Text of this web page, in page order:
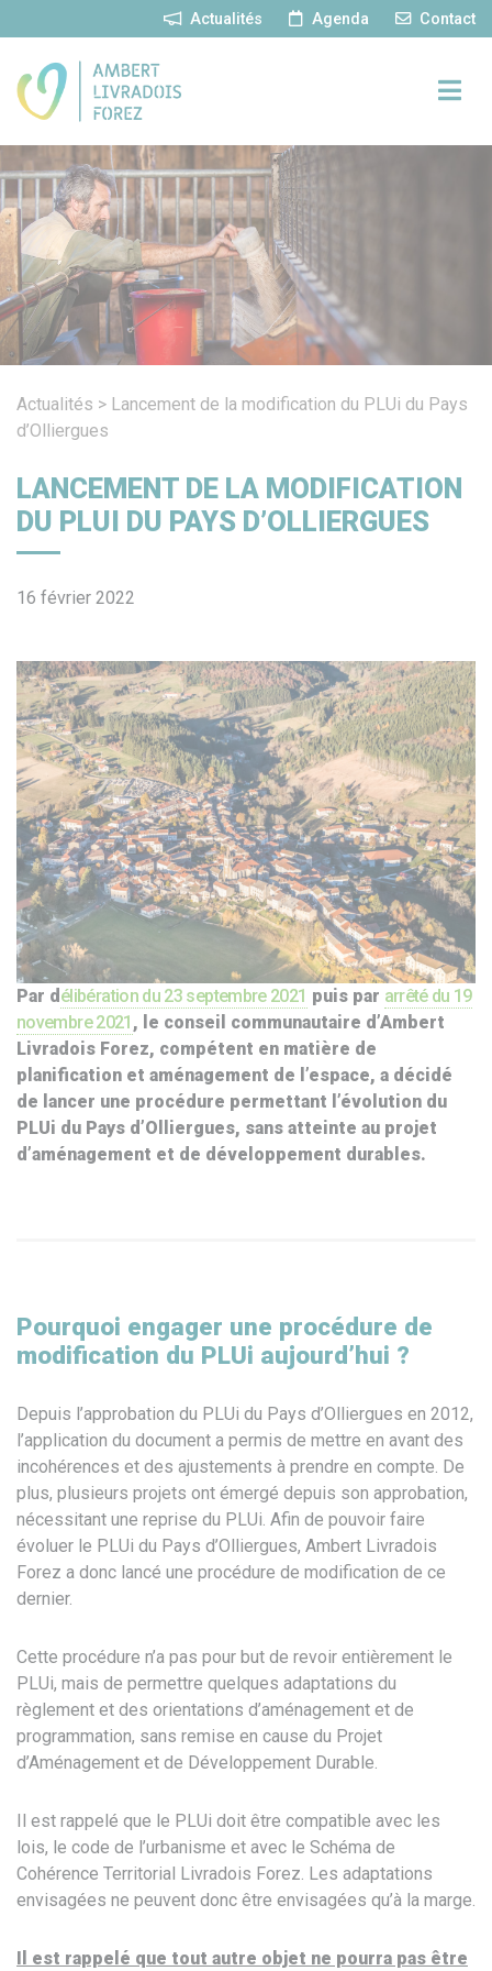
Actualités Agenda Contact
Actualités > Lancement de la modification du PLUi du Pays
d’Olliergues
LANCEMENT DE LA MODIFICATION
DU PLUI DU PAYS D’OLLIERGUES
16 février 2022
Par d élibération du 23 septembre 2021 puis par arrêté du 19
novembre 2021 , le conseil communautaire d’Ambert
Livradois Forez, compétent en matière de
planification et aménagement de l’espace, a décidé
de lancer une procédure permettant l’évolution du
PLUi du Pays d’Olliergues, sans atteinte au projet
d’aménagement et de développement durables.
Pourquoi engager une procédure de
modification du PLUi aujourd’hui ?
Depuis l’approbation du PLUi du Pays d’Olliergues en 2012,
l’application du document a permis de mettre en avant des
incohérences et des ajustements à prendre en compte. De
plus, plusieurs projets ont émergé depuis son approbation,
nécessitant une reprise du PLUi. Afin de pouvoir faire
évoluer le PLUi du Pays d’Olliergues, Ambert Livradois
Forez a donc lancé une procédure de modification de ce
dernier.
Cette procédure n’a pas pour but de revoir entièrement le
PLUi, mais de permettre quelques adaptations du
règlement et des orientations d’aménagement et de
programmation, sans remise en cause du Projet
d’Aménagement et de Développement Durable.
Il est rappelé que le PLUi doit être compatible avec les
lois, le code de l’urbanisme et avec le Schéma de
Cohérence Territorial Livradois Forez. Les adaptations
envisagées ne peuvent donc être envisagées qu’à la marge.
Il est rappelé que tout autre objet ne pourra pas être
Panneau de gestion des cookies